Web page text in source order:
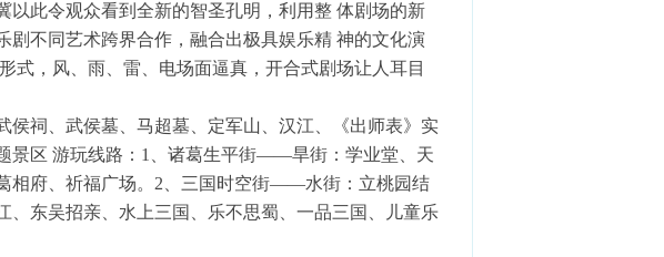
以此令观众看到全新的智圣孔明，利用整 体剧场的新
剧不同艺术跨界合作，融合出极具娱乐精 神的文化演
式，风、雨、雷、电场面逼真，开合式剧场让人耳目
侯祠、武侯墓、马超墓、定军山、汉江、《出师表》实
景区 游玩线路：1、诸葛生平街——旱街：学业堂、天
相府、祈福广场。2、三国时空街——水街：立桃园结
、东吴招亲、水上三国、乐不思蜀、一品三国、儿童乐